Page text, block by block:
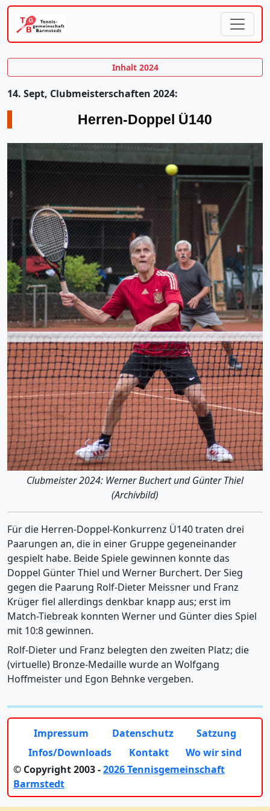
Inhalt 2024
14. Sept, Clubmeisterschaften 2024:
Herren-Doppel Ü140
Clubmeister 2024: Werner Buchert und Günter Thiel
(Archivbild)
Für die Herren-Doppel-Konkurrenz Ü140 traten drei
Paarungen an, die in einer Gruppe gegeneinander
gespielt habe. Beide Spiele gewinnen konnte das
Doppel Günter Thiel und Werner Burchert. Der Sieg
gegen die Paarung Rolf-Dieter Meissner und Franz
Krüger fiel allerdings denkbar knapp aus; erst im
Match-Tiebreak konnten Werner und Günter dies Spiel
mit 10:8 gewinnen.
Rolf-Dieter und Franz belegten den zweiten Platz; die
(virtuelle) Bronze-Medaille wurde an Wolfgang
Hoffmeister und Egon Behnke vergeben.
Impressum Datenschutz
Satzung
Infos/Downloads
Kontakt
Wo wir sind
© Copyright 2003 -2026 Tennisgemeinschaft
Barmstedt